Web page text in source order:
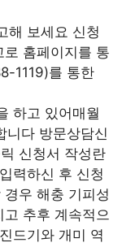
해 보세요 신청
홈페이지를 통
1119)를 통한
하고 있어매월
니다 방문상담신
신청서 작성란
력하신 후 신청
우 해충 기피성
추후 계속적으
드기와 개미 역